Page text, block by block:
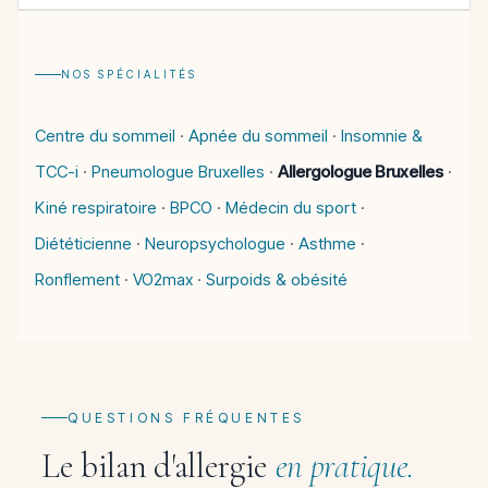
NOS SPÉCIALITÉS
Centre du sommeil · Apnée du sommeil · Insomnie &
TCC-i · Pneumologue Bruxelles · Allergologue Bruxelles·
Kiné respiratoire · BPCO · Médecin du sport ·
Diététicienne · Neuropsychologue · Asthme ·
Ronflement · VO2max · Surpoids & obésité
QUESTIONS FRÉQUENTES
Le bilan d'allergie en pratique.